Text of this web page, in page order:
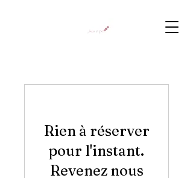
Rien à réserver
pour l'instant.
Revenez nous